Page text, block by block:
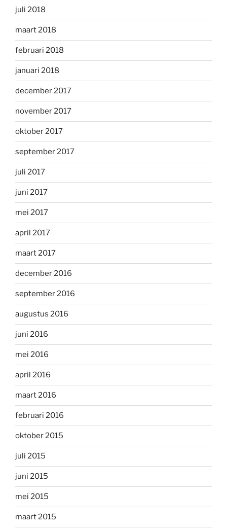
juli 2018
maart 2018
februari 2018
januari 2018
december 2017
november 2017
oktober 2017
september 2017
juli 2017
juni 2017
mei 2017
april 2017
maart 2017
december 2016
september 2016
augustus 2016
juni 2016
mei 2016
april 2016
maart 2016
februari 2016
oktober 2015
juli 2015
juni 2015
mei 2015
maart 2015